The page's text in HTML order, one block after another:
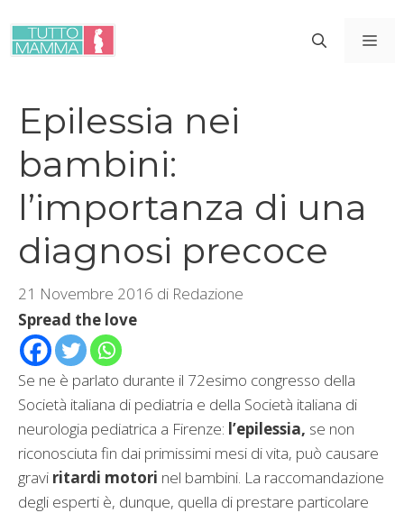
contenuto
Epilessia nei
bambini:
l’importanza di una
diagnosi precoce
21 Novembre 2016 di Redazione
Spread the love
Se ne è parlato durante il 72esimo congresso della
Società italiana di pediatria e della Società italiana di
neurologia pediatrica a Firenze: l’epilessia, se non
riconosciuta fin dai primissimi mesi di vita, può causare
gravi ritardi motori nel bambini. La raccomandazione
degli esperti è, dunque, quella di prestare particolare